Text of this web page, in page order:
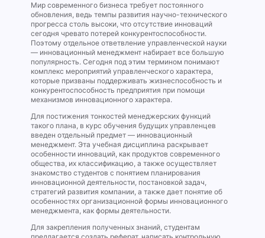
Мир современного бизнеса требует постоянного
обновления, ведь темпы развития научно-технического
прогресса столь высоки, что отсутствие инноваций
сегодня чревато потерей конкурентоспособности.
Поэтому отдельное ответвление управленческой науки
— инновационный менеджмент набирает все большую
популярность. Сегодня под этим термином понимают
комплекс мероприятий управленческого характера,
которые призваны поддерживать жизнеспособность и
конкурентоспособность предприятия при помощи
механизмов инновационного характера.
Для постижения тонкостей менеджерских функций
такого плана, в курс обучения будущих управленцев
введен отдельный предмет — инновационный
менеджмент. Эта учебная дисциплина раскрывает
особенности инноваций, как продуктов современного
общества, их классификацию, а также осуществляет
знакомство студентов с понятием планирования
инновационной деятельности, постановкой задач,
стратегий развития компании, а также дает понятие об
особенностях организационной формы инновационного
менеджмента, как формы деятельности.
Для закрепления полученных знаний, студентам